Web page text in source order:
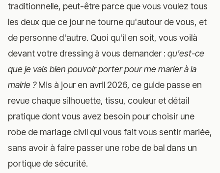
traditionnelle, peut-être parce que vous voulez tous
les deux que ce jour ne tourne qu'autour de vous, et
de personne d'autre. Quoi qu'il en soit, vous voilà
devant votre dressing à vous demander : qu'est-ce
que je vais bien pouvoir porter pour me marier à la
mairie ?Mis à jour en avril 2026, ce guide passe en
revue chaque silhouette, tissu, couleur et détail
pratique dont vous avez besoin pour choisir une
robe de mariage civil qui vous fait vous sentir mariée,
sans avoir à faire passer une robe de bal dans un
portique de sécurité.